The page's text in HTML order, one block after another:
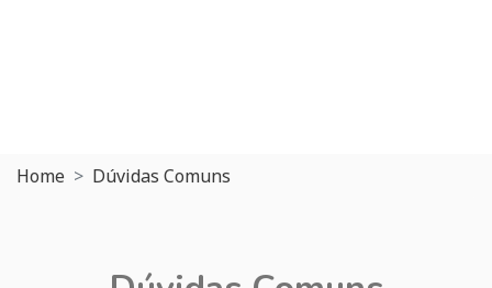
Home Dúvidas Comuns